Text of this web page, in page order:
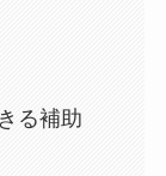
る補助